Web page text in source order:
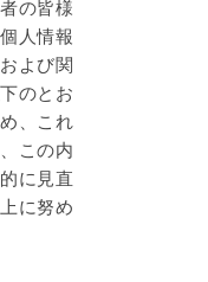
の皆様
人情報
よび関
のとお
、これ
この内
に見直
に努め